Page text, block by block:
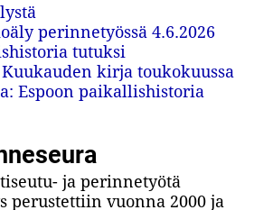
perinnetyössä 4.6.2026
tutuksi
kirja toukokuussa
Espoon paikallishistoria
ja perinnetyötä
perustettiin vuonna 2000 ja